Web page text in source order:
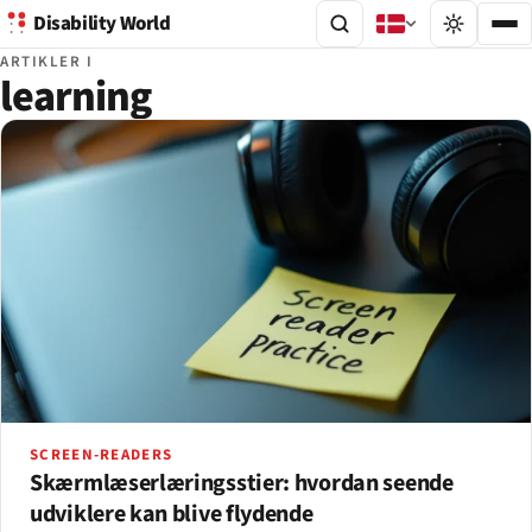
Disability World
ARTIKLER I
learning
SCREEN-READERS
Skærmlæserlæringsstier: hvordan seende
udviklere kan blive flydende